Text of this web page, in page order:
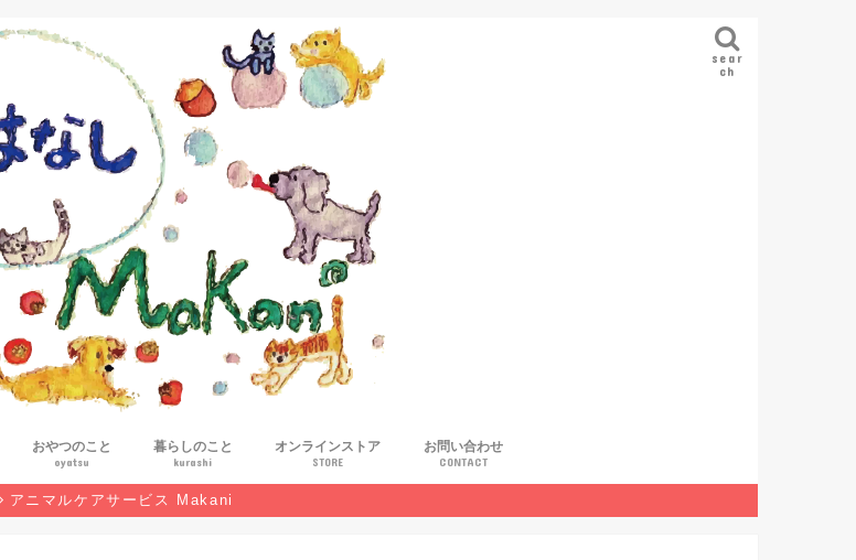
sear
ch
おやつのこと
oyatsu
暮らしのこと
kurashi
野生生物
マンガ
本の感想
環境
オンラインストア
STORE
お問い合わせ
CONTACT
アニマルケアサービス Makani